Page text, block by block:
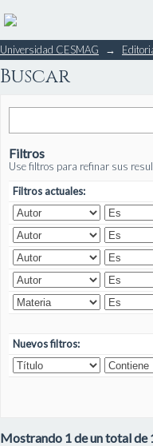
Buscar
Universidad CESMAG →
Buscar
Filtros
Use filtros para refinar sus
Filtros actuales:
Nuevos filtros:
Mostrando 1 de un total de